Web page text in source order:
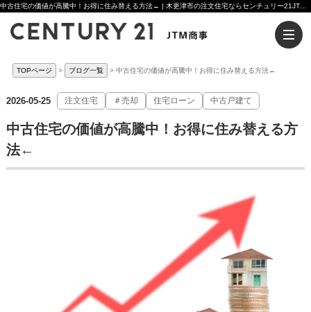
TOPページ ブログ一覧 中古住宅の価値が高騰中！お得に住み替える方法←
2026-05-25 注文住宅 ＃売却 住宅ローン 中古戸建て
中古住宅の価値が高騰中！お得に住み替える方
法←